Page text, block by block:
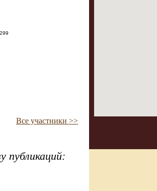
299
Все участники >>
публикаций: